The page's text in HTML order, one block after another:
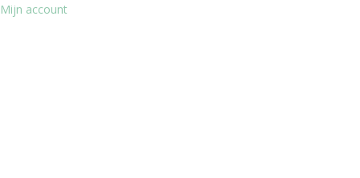
Mijn account